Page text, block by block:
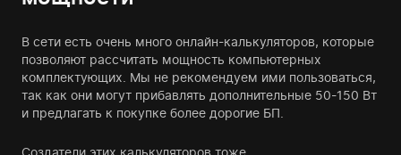
В сети есть очень много онлайн-калькуляторов, которые
позволяют рассчитать мощность компьютерных
комплектующих. Мы не рекомендуем ими пользоваться,
так как они могут прибавлять дополнительные 50-150 Вт
и предлагать к покупке более дорогие БП.